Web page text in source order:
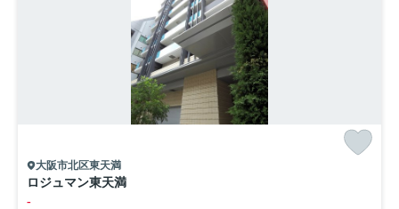
大阪市北区東天満
ロジュマン東天満
-